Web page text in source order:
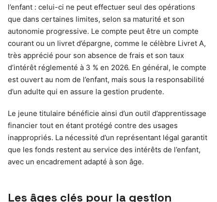
l’enfant : celui-ci ne peut effectuer seul des opérations
que dans certaines limites, selon sa maturité et son
autonomie progressive. Le compte peut être un compte
courant ou un livret d’épargne, comme le célèbre Livret A,
très apprécié pour son absence de frais et son taux
d’intérêt réglementé à 3 % en 2026. En général, le compte
est ouvert au nom de l’enfant, mais sous la responsabilité
d’un adulte qui en assure la gestion prudente.
Le jeune titulaire bénéficie ainsi d’un outil d’apprentissage
financier tout en étant protégé contre des usages
inappropriés. La nécessité d’un représentant légal garantit
que les fonds restent au service des intérêts de l’enfant,
avec un encadrement adapté à son âge.
Les âges clés pour la gestion